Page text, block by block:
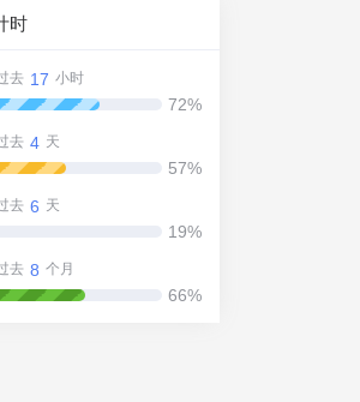
时
去 17 小时
72%
去 4 天
57%
去 6 天
19%
去 8 个月
66%